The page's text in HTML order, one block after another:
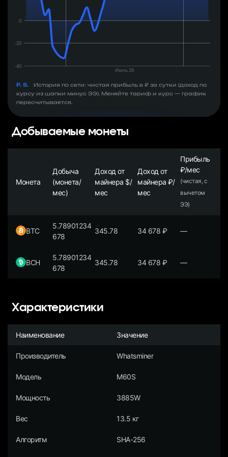
P. S.
История по сети: чистая прибыль в ₽ за сутки (доход по
курсу из шапки минус ЭЭ). Меняйте тариф и курс — график
пересчитывается.
Добываемые монеты
Монета
Добыча
(монета/
мес)
Доход от
майнера $/
мес
Доход от
майнера ₽/
мес
Прибыль
₽/мес
(чистая, с
вычетом
ЭЭ)
BTC
5.78901234
678
345.78 34 678 ₽ —
BCH
5.78901234
678
345.78 34 678 ₽ —
Характеристики
Наименование Значение
Производитель Whatsminer
Модель M60S
Мощность 3885W
Вес 13.5 кг
Алгоритм SHA-256